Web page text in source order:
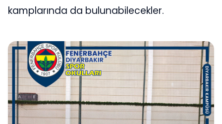
kamplarında da bulunabilecekler.